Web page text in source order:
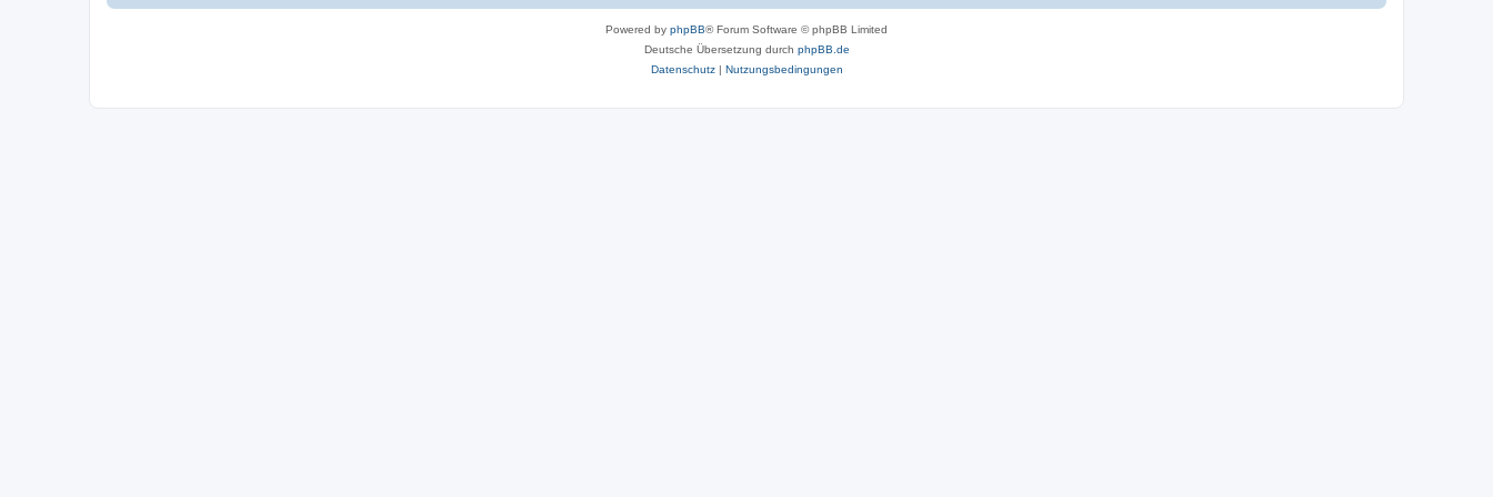
Powered by phpBB® Forum Software © phpBB Limited
Deutsche Übersetzung durch phpBB.de
Datenschutz| Nutzungsbedingungen